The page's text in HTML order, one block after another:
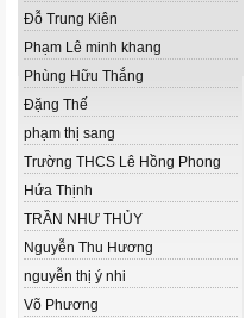
Đỗ Trung Kiên
Phạm Lê minh khang
Phùng Hữu Thắng
Đặng Thế
phạm thị sang
Trường THCS Lê Hồng Phong
Hứa Thịnh
TRẦN NHƯ THỦY
Nguyễn Thu Hương
nguyễn thị ý nhi
Võ Phương